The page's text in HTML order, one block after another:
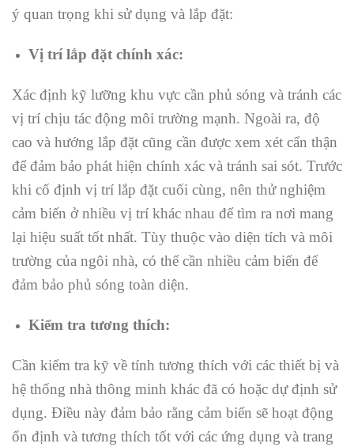
ý quan trọng khi sử dụng và lắp đặt:
Vị trí lắp đặt chính xác:
Xác định kỹ lưỡng khu vực cần phủ sóng và tránh các
vị trí chịu tác động môi trường mạnh. Ngoài ra, độ
cao và hướng lắp đặt cũng cần được xem xét cẩn thận
để đảm bảo phát hiện chính xác và tránh sai sót. Trước
khi cố định vị trí lắp đặt cuối cùng, nên thử nghiệm
cảm biến ở nhiều vị trí khác nhau để tìm ra nơi mang
lại hiệu suất tốt nhất. Tùy thuộc vào diện tích và môi
trường của ngôi nhà, có thể cần nhiều cảm biến để
đảm bảo phủ sóng toàn diện.
Kiểm tra tương thích:
Cần kiểm tra kỹ về tính tương thích với các thiết bị và
hệ thống nhà thông minh khác đã có hoặc dự định sử
dụng. Điều này đảm bảo rằng cảm biến sẽ hoạt động
ổn định và tương thích tốt với các ứng dụng và trang